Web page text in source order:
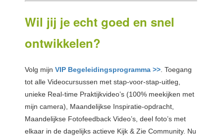
Wil jij je echt goed en snel
ontwikkelen?
Volg mijn VIP Begeleidingsprogramma >>. Toegang
tot alle Videocursussen met stap-voor-stap-uitleg,
unieke Real-time Praktijkvideo’s (100% meekijken met
mijn camera), Maandelijkse Inspiratie-opdracht,
Maandelijkse Fotofeedback Video’s, deel foto’s met
elkaar in de dagelijks actieve Kijk & Zie Community. Nu